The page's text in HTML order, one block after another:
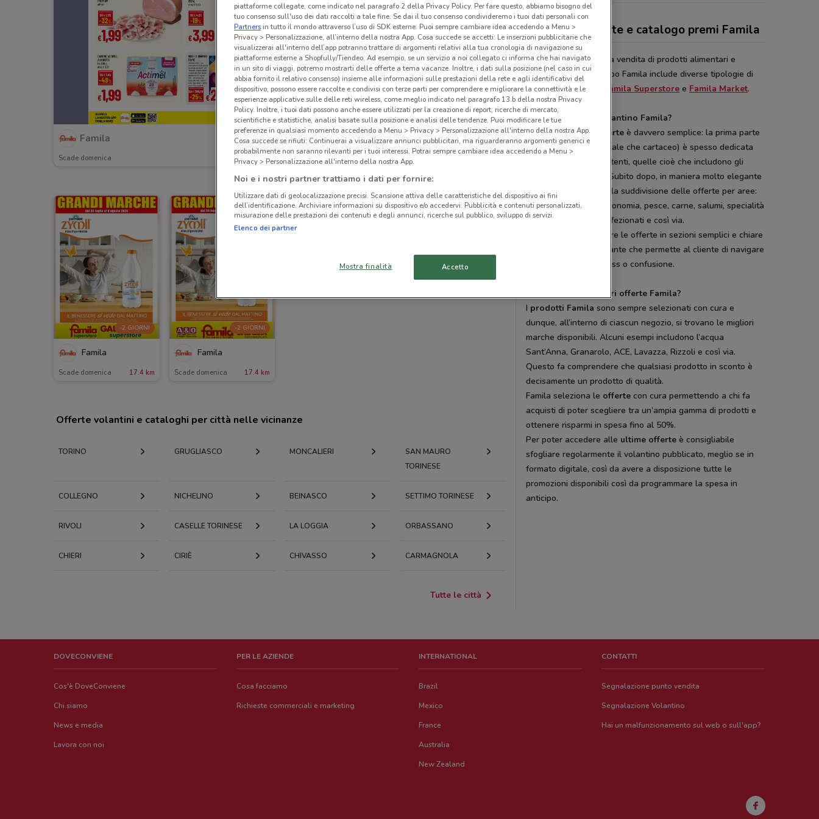
Famila
Scade domenica
-2 GIORNI
Famila
Scade domenica 17.4 km
-2 GIORNI
Famila
Scade domenica 17.4 km
Offerte volantini e cataloghi per città nelle vicinanze
TORINO GRUGLIASCO MONCALIERI
SAN MAURO
TORINESE
COLLEGNO NICHELINO BEINASCO SETTIMO TORINESE
RIVOLI CASELLE TORINESE LA LOGGIA ORBASSANO
CHIERI CIRIÈ CHIVASSO CARMAGNOLA
Tutte le città
Volantino, offerte e catalogo premi Famila
Familasi occupa della vendita di prodotti alimentari e
casalinghi vari. Il gruppo Famila include diverse tipologie di
negozi:IperFamila Famila Superstore e Famila Market.
Come funziona il volantino Famila?
Trovare leultime offerte è davvero semplice: la prima parte
del volantino (sia digitale che cartaceo) è spesso dedicata
alle offerte più consistenti, quelle cioè che includono gli
sconti più importanti. Subito dopo, in maniera molto elegante
e comprensibile inizia la suddivisione delle offerte per aree:
frutta e verdura, gastronomia, pesce, carne, salumi, specialità
regionali, prodotti confezionati e così via.
La scelta di organizzare le offerte in sezioni semplici e chiare
è un’intuizione importante che permette al cliente di navigare
il volantino senza stress o confusione.
Quali sono le migliori offerte Famila?
I prodotti Famila sono sempre selezionati con cura e
dunque, all’interno di ciascun negozio, si trovano le migliori
marche disponibili. Alcuni esempi includono l’acqua
Sant’Anna, Granarolo, ACE, Lavazza, Rizzoli e così via.
Questo fa comprendere che qualsiasi prodotto in sconto è
decisamente un prodotto di qualità.
Famila seleziona le offerte con cura permettendo a chi fa
acquisti di poter scegliere tra un’ampia gamma di prodotti e
ottenere risparmi in spesa fino al 50%.
Per poter accedere alle ultime offerteè consigliabile
sfogliare regolarmente il volantino pubblicato, meglio se in
formato digitale, così da avere a disposizione tutte le
promozioni disponibili così da programmare la spesa in
anticipo.
DOVECONVIENE
Cos'è DoveConviene
Chi siamo
News e media
Lavora con noi
PER LE AZIENDE
Cosa facciamo
Richieste commerciali e marketing
INTERNATIONAL
Brazil
Mexico
France
Australia
New Zealand
CONTATTI
Segnalazione punto vendita
Segnalazione Volantino
Hai un malfunzionamento sul web o sull'app?
piattaforme collegate, come indicato nel paragrafo 2 della Privacy Policy. Per fare questo, abbiamo bisogno del
tuo consenso sull'uso dei dati raccolti a tale fine. Se dai il tuo consenso condivideremo i tuoi dati personali con
Partnersin tutto il mondo attraverso l’uso di SDK esterne. Puoi sempre cambiare idea accedendo a Menu >
Privacy > Personalizzazione, all’interno della nostra App. Cosa succede se accetti: Le inserzioni pubblicitarie che
visualizzerai all'interno dell’app potranno trattare di argomenti relativi alla tua cronologia di navigazione su
piattaforme esterne a Shopfully/Tiendeo. Ad esempio, se un servizio a noi collegato ci informa che hai navigato
in un sito di viaggi, potremo mostrarti delle offerte a tema vacanze. Inoltre, i dati sulla posizione (nel caso in cui
abbia fornito il relativo consenso) insieme alle informazioni sulle prestazioni della rete e agli identificativi del
dispositivo, possono essere raccolte e condivisi con terze parti per comprendere e migliorare la connettività e le
esperienze applicative sulle delle reti wireless, come meglio indicato nel paragrafo 13.b della nostra Privacy
Policy. Inoltre, i tuoi dati possono anche essere utilizzati per la creazione di report, ricerche di mercato,
scientifiche e statistiche, analisi basate sulla posizione e analisi delle tendenze. Puoi modificare le tue
preferenze in qualsiasi momento accedendo a Menu > Privacy > Personalizzazione all'interno della nostra App.
Cosa succede se rifiuti: Continuerai a visualizzare annunci pubblicitari, ma riguarderanno argomenti generici e
probabilmente non saranno rilevanti per i tuoi interessi. Potrai sempre cambiare idea accedendo a Menu >
Privacy > Personalizzazione all'interno della nostra App.
Noi e i nostri partner trattiamo i dati per fornire:
Utilizzare dati di geolocalizzazione precisi. Scansione attiva delle caratteristiche del dispositivo ai fini
dell’identificazione. Archiviare informazioni su dispositivo e/o accedervi. Pubblicità e contenuti personalizzati,
misurazione delle prestazioni dei contenuti e degli annunci, ricerche sul pubblico, sviluppo di servizi.
Elenco dei partner
Mostra finalità Accetto